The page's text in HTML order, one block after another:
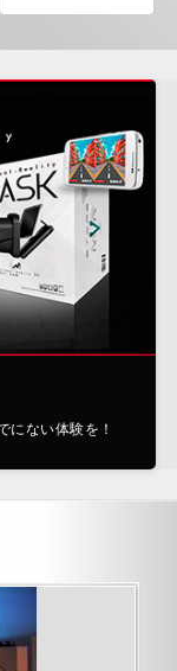
無料
Zombie VR
Nvía
無料
にない体験を！